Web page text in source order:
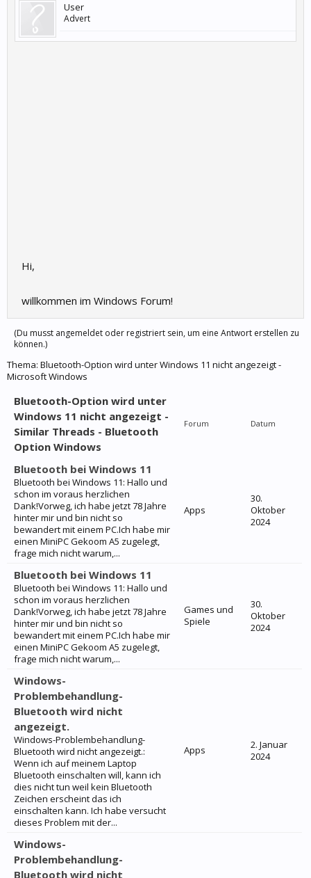
User
Advert
Hi,
willkommen im Windows Forum!
(Du musst angemeldet oder registriert sein, um eine Antwort erstellen zu
können.)
Thema: Bluetooth-Option wird unter Windows 11 nicht angezeigt -
Microsoft Windows
Bluetooth-Option wird unter
Windows 11 nicht angezeigt -
Similar Threads - Bluetooth
Option Windows
Forum Datum
Bluetooth bei Windows 11
Bluetooth bei Windows 11: Hallo und
schon im voraus herzlichen
Dank!Vorweg, ich habe jetzt 78 Jahre
hinter mir und bin nicht so
bewandert mit einem PC.Ich habe mir
einen MiniPC Gekoom A5 zugelegt,
frage mich nicht warum,...
Apps
30.
Oktober
2024
Bluetooth bei Windows 11
Bluetooth bei Windows 11: Hallo und
schon im voraus herzlichen
Dank!Vorweg, ich habe jetzt 78 Jahre
hinter mir und bin nicht so
bewandert mit einem PC.Ich habe mir
einen MiniPC Gekoom A5 zugelegt,
frage mich nicht warum,...
Games und
Spiele
30.
Oktober
2024
Windows-
Problembehandlung-
Bluetooth wird nicht
angezeigt.
Windows-Problembehandlung-
Bluetooth wird nicht angezeigt.:
Wenn ich auf meinem Laptop
Bluetooth einschalten will, kann ich
dies nicht tun weil kein Bluetooth
Zeichen erscheint das ich
einschalten kann. Ich habe versucht
dieses Problem mit der...
Apps
2. Januar
2024
Windows-
Problembehandlung-
Bluetooth wird nicht